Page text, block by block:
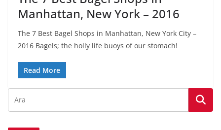
Manhattan, New York – 2016
The 7 Best Bagel Shops in Manhattan, New York City –
2016 Bagels; the holly life buoys of our stomach!
Read More